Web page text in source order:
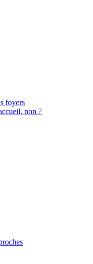
foyers
non ?